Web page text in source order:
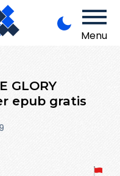
Menu
GLORY
epub gratis